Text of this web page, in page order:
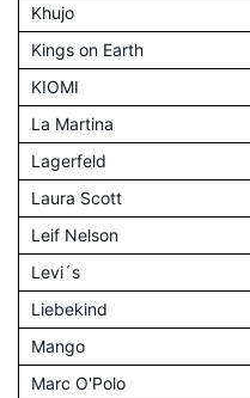
Khujo
Kings on Earth
KIOMI
La Martina
Lagerfeld
Laura Scott
Leif Nelson
Levi´s
Liebekind
Mango
Marc O'Polo